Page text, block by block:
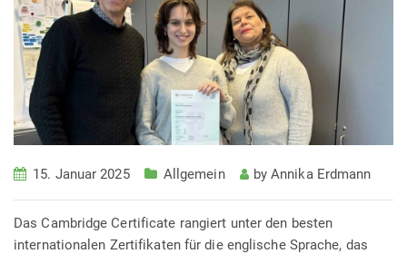
15. Januar 2025 Allgemein byAnnika Erdmann
Das Cambridge Certificate rangiert unter den besten
internationalen Zertifikaten für die englische Sprache, das